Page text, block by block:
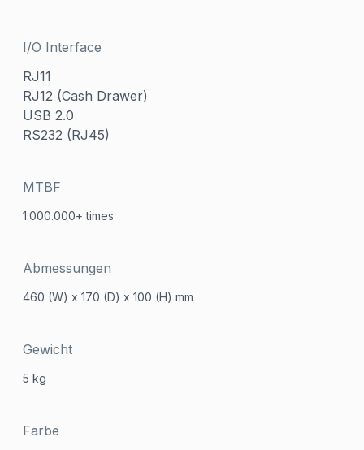
I/O Interface
RJ11
RJ12 (Cash Drawer)
USB 2.0
RS232 (RJ45)
MTBF
1.000.000+ times
Abmessungen
460 (W) x 170 (D) x 100 (H) mm
Gewicht
5 kg
Farbe